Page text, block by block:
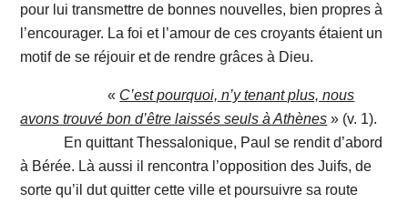
pour lui transmettre de bonnes nouvelles, bien propres à
l’encourager. La foi et l’amour de ces croyants étaient un
motif de se réjouir et de rendre grâces à Dieu.
« C’est pourquoi, n’y tenant plus, nous
avons trouvé bon d’être laissés seuls à Athènes » (v. 1).
En quittant Thessalonique, Paul se rendit d’abord
à Bérée. Là aussi il rencontra l’opposition des Juifs, de
sorte qu’il dut quitter cette ville et poursuivre sa route